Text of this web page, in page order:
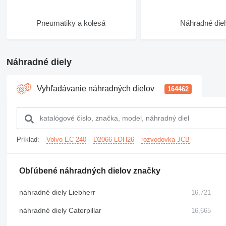
Pneumatiky a kolesá Náhradné
Náhradné diely
Vyhľadávanie náhradných dielov 164462
Príklad: Volvo EC 240 D2066-LOH26 rozvodovka JCB
Obľúbené náhradných dielov značky
náhradné diely Liebherr 16,721
náhradné diely Caterpillar 16,665